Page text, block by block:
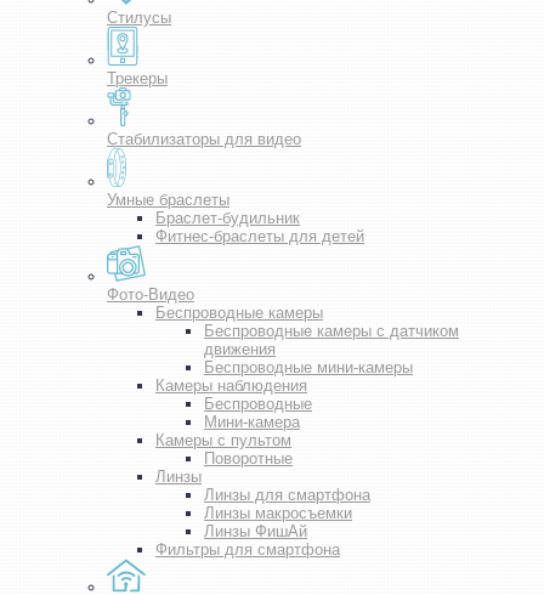
Стилусы
Трекеры
Стабилизаторы для видео
Умные браслеты
Браслет-будильник
Фитнес-браслеты для детей
Фото-Видео
Беспроводные камеры
Беспроводные камеры с датчиком
движения
Беспроводные мини-камеры
Камеры наблюдения
Беспроводные
Мини-камера
Камеры с пультом
Поворотные
Линзы
Линзы для смартфона
Линзы макросъемки
Линзы ФишАй
Фильтры для смартфона